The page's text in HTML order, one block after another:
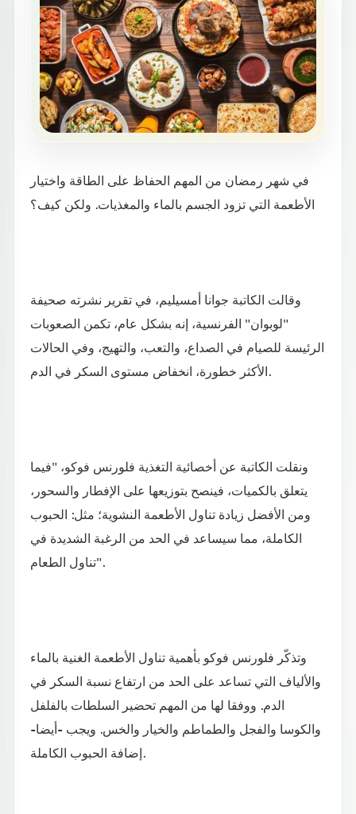
في شهر رمضان من المهم الحفاظ على الطاقة واختيار
الأطعمة التي تزود الجسم بالماء والمغذيات. ولكن كيف؟
وقالت الكاتبة جوانا أمسيليم، في تقرير نشرته صحيفة
"لوبوان" الفرنسية، إنه بشكل عام، تكمن الصعوبات
الرئيسة للصيام في الصداع، والتعب، والتهيج، وفي الحالات
الأكثر خطورة، انخفاض مستوى السكر في الدم.
ونقلت الكاتبة عن أخصائية التغذية فلورنس فوكو، "فيما
يتعلق بالكميات، فينصح بتوزيعها على الإفطار والسحور،
ومن الأفضل زيادة تناول الأطعمة النشوية؛ مثل: الحبوب
الكاملة، مما سيساعد في الحد من الرغبة الشديدة في
تناول الطعام".
وتذكّر فلورنس فوكو بأهمية تناول الأطعمة الغنية بالماء
والألياف التي تساعد على الحد من ارتفاع نسبة السكر في
الدم. ووفقا لها من المهم تحضير السلطات بالفلفل
والكوسا والفجل والطماطم والخيار والخس. ويجب -أيضا-
إضافة الحبوب الكاملة.